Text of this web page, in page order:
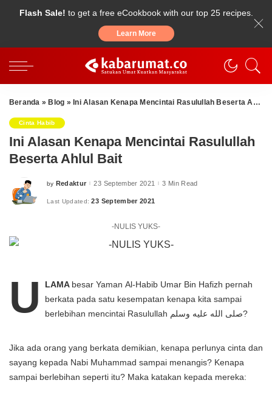
Flash Sale! to get a free eCookbook with our top 25 recipes.
Learn More
Beranda » Blog » Ini Alasan Kenapa Mencintai Rasulullah Beserta Ahlul Bait
Cinta Habib
Ini Alasan Kenapa Mencintai Rasulullah
Beserta Ahlul Bait
Posted
by Redaktur 23 September 2021 3 Min Read
Last Updated: 23 September 2021
-NULIS YUKS-
U LAMA besar Yaman Al-Habib Umar Bin Hafizh pernah
berkata pada satu kesempatan kenapa kita sampai
berlebihan mencintai Rasulullah صلى الله عليه وسلم?
Jika ada orang yang berkata demikian, kenapa perlunya cinta dan
sayang kepada Nabi Muhammad sampai menangis? Kenapa
sampai berlebihan seperti itu? Maka katakan kepada mereka: